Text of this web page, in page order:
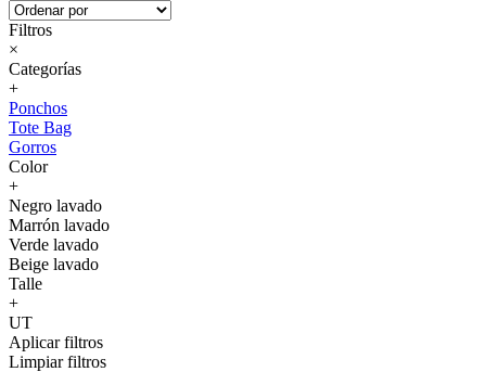
Filtros
×
Categorías
+
Ponchos
Tote Bag
Gorros
Color
+
Negro lavado
Marrón lavado
Verde lavado
Beige lavado
Talle
+
UT
Aplicar filtros
Limpiar filtros